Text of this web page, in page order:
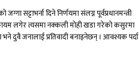
सट्टाभर्ना दिने निर्णयमा संलग्न पूर्वप्रधानमन्त्री
कायम लगेर त्यसमा नक्कली मोही खडा गरेको कसुरमा
दुवै जनालाई प्रतिवादी बनाइनेछन् । आवश्यक पर्दा